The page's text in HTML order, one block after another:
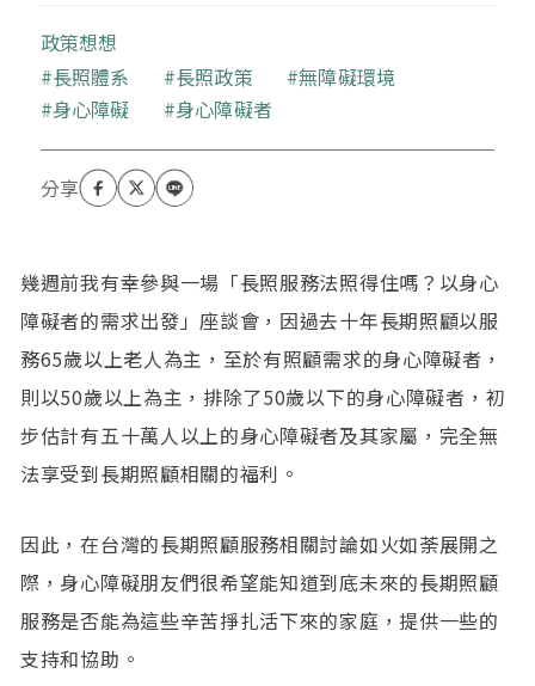
敗，導致進步價值難以推動，因此選擇親身投入改
變，望透過參政讓新政治趕快到來，讓有愛之人皆能
在家鄉成家、養育下一代、安心終老。現在正一手做
同志運動，一手投身政治工作，同時和老婆和一狗二
政策想想
關鍵字
長照體系 長照政策
無障礙環境
身心障礙
身心障礙者
幾週前我有幸參與一場「長照服務法照得住嗎？以身心
障礙者的需求出發」座談會，因過去十年長期照顧以服
務65歲以上老人為主，至於有照顧需求的身心障礙者，
則以50歲以上為主，排除了50歲以下的身心障礙者，初
步估計有五十萬人以上的身心障礙者及其家屬，完全無
法享受到長期照顧相關的福利。
因此，在台灣的長期照顧服務相關討論如火如荼展開之
際，身心障礙朋友們很希望能知道到底未來的長期照顧
服務是否能為這些辛苦掙扎活下來的家庭，提供一些的
支持和協助。